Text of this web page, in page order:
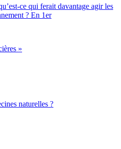
ce qui ferait davantage agir les
? En 1er
»
naturelles ?